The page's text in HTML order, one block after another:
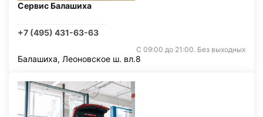
Сервис Балашиха
+7 (495) 431-63-63
С 09:00 до 21:00. Без выходных
Балашиха, Леоновское ш. вл.8